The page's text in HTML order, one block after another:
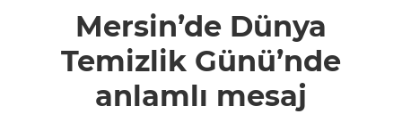
Günü’nde
anlamlı
Mersin’de Dünya
Temizlik Günü’nde
anlamlı mesaj